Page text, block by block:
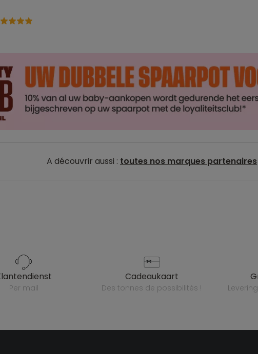
A découvrir aussi : toutes nos marques partenaires
klantendienst
per mail
cadeaukaart
des tonnes de possibilités !